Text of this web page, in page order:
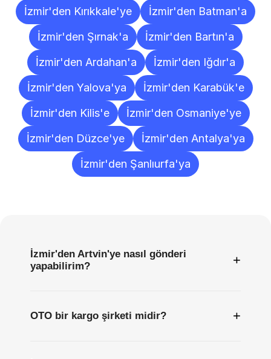
İzmir'den Kırıkkale'ye
İzmir'den Batman'a
İzmir'den Şırnak'a
İzmir'den Bartın'a
İzmir'den Ardahan'a
İzmir'den Iğdır'a
İzmir'den Yalova'ya
İzmir'den Karabük'e
İzmir'den Kilis'e
İzmir'den Osmaniye'ye
İzmir'den Düzce'ye
İzmir'den Antalya'ya
İzmir'den Şanlıurfa'ya
İzmir'den Artvin'ye nasıl gönderi
yapabilirim?
+
OTO bir kargo şirketi midir? +